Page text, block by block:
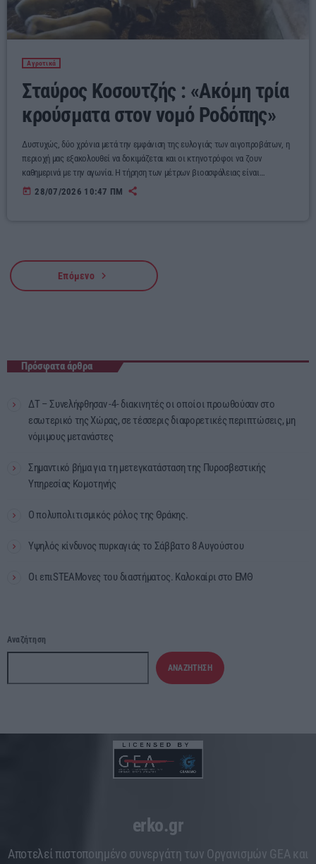
Αγροτικά
Σταύρος Κοσουτζής : «Ακόμη τρία
κρούσματα στον νομό Ροδόπης»
Δυστυχώς, δύο χρόνια μετά την εμφάνιση της ευλογιάς των αιγοπροβάτων, η
περιοχή μας εξακολουθεί να δοκιμάζεται και οι κτηνοτρόφοι να ζουν
καθημερινά με την αγωνία. Η τήρηση των μέτρων βιοασφάλειας είναι
απαραίτητη και κανείς δεν μπορεί να διαφωνήσει με αυτό. Όποιος αδιαφορεί
today 28/07/2026 10:47 ΠΜ
Επόμενο navigate_next
Πρόσφατα άρθρα
ΔΤ – Συνελήφθησαν -4- διακινητές οι οποίοι προωθούσαν στο
εσωτερικό της Χώρας, σε τέσσερις διαφορετικές περιπτώσεις, μη
νόμιμους μετανάστες
Σημαντικό βήμα για τη μετεγκατάσταση της Πυροσβεστικής
Υπηρεσίας Κομοτηνής
Ο πολυπολιτισμικός ρόλος της Θράκης.
Υψηλός κίνδυνος πυρκαγιάς το Σάββατο 8 Αυγούστου
Οι επιSTEAMονες του διαστήματος. Καλοκαίρι στο ΕΜΘ
Αναζήτηση
ΑΝΑΖΉΤΗΣΗ
erko.gr
Aποτελεί πιστοποιημένο συνεργάτη των Οργανισμών GEA και